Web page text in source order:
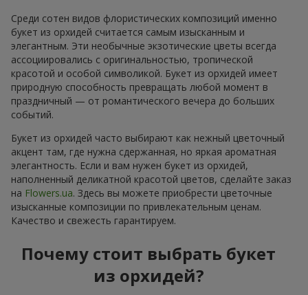
Среди сотен видов флористических композиций именно
букет из орхидей считается самым изысканным и
элегантным. Эти необычные экзотические цветы всегда
ассоциировались с оригинальностью, тропической
красотой и особой символикой. Букет из орхидей имеет
природную способность превращать любой момент в
праздничный — от романтического вечера до больших
событий.
Букет из орхидей часто выбирают как нежный цветочный
акцент там, где нужна сдержанная, но яркая ароматная
элегантность. Если и вам нужен букет из орхидей,
наполненный деликатной красотой цветов, сделайте заказ
на Flowers.ua. Здесь вы можете приобрести цветочные
изысканные композиции по привлекательным ценам.
Качество и свежесть гарантируем.
Почему стоит выбрать букет
из орхидей?